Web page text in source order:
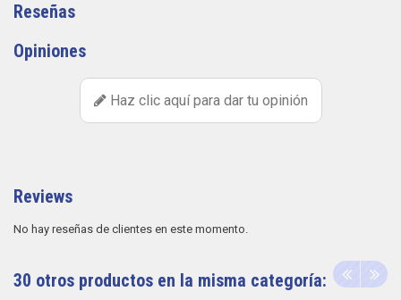
Reseñas
Opiniones
Haz clic aquí para dar tu opinión
Reviews
No hay reseñas de clientes en este momento.
30 otros productos en la misma categoría: